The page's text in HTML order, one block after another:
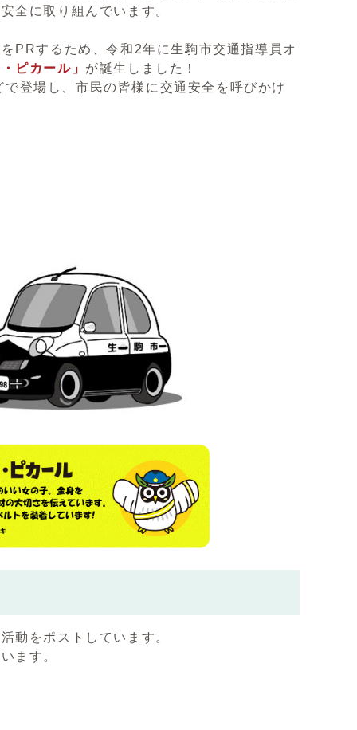
全に取り組んでいます。
PRするため、令和2年に生駒市交通指導員オ
ピカール」 が誕生しました！
登場し、市民の皆様に交通安全を呼びかけ
動をポストしています。
ます。